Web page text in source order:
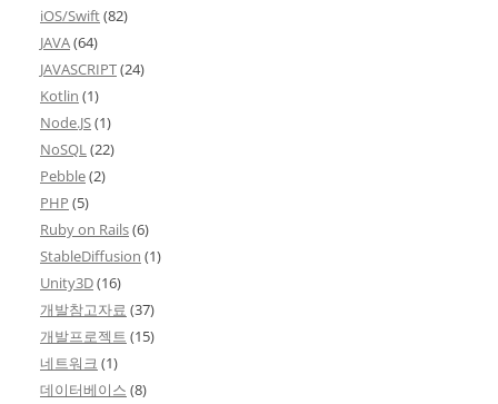
iOS/Swift(82)
JAVA(64)
JAVASCRIPT(24)
Kotlin (1)
Node.JS(1)
NoSQL(22)
Pebble(2)
PHP (5)
Ruby on Rails(6)
StableDiffusion (1)
Unity3D(16)
개발참고자료 (37)
개발프로젝트 (15)
네트워크 (1)
데이터베이스 (8)